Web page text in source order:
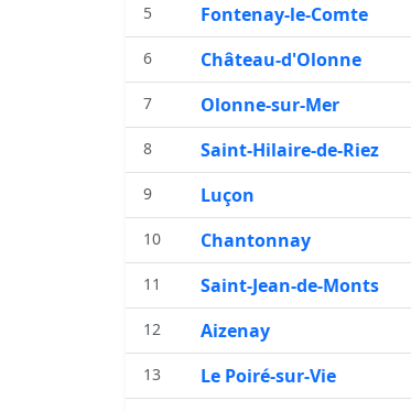
5 Fontenay-le-Comte
6 Château-d'Olonne
7 Olonne-sur-Mer
8 Saint-Hilaire-de-Riez
9 Luçon
10 Chantonnay
11 Saint-Jean-de-Monts
12 Aizenay
13 Le Poiré-sur-Vie